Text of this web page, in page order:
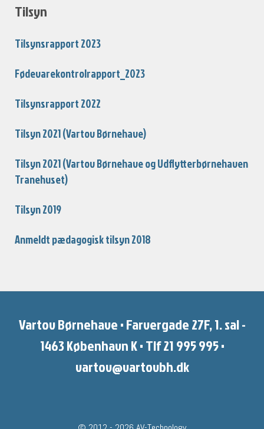
Tilsyn
Tilsynsrapport 2023
Fødevarekontrolrapport_2023
Tilsynsrapport 2022
Tilsyn 2021 (Vartov Børnehave)
Tilsyn 2021 (Vartov Børnehave og Udflytterbørnehaven
Tranehuset)
Tilsyn 2019
Anmeldt pædagogisk tilsyn 2018
Vartov Børnehave • Farvergade 27F, 1. sal -
1463 København K • Tlf 21 995 995 •
vartov@vartovbh.dk